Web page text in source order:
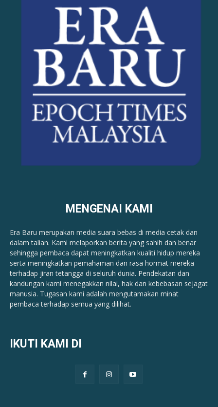
MENGENAI KAMI
Era Baru merupakan media suara bebas di media cetak dan
dalam talian. Kami melaporkan berita yang sahih dan benar ​​
sehingga pembaca dapat meningkatkan kualiti hidup mereka
serta meningkatkan pemahaman dan rasa hormat mereka
terhadap jiran tetangga di seluruh dunia. Pendekatan dan
kandungan kami menegakkan nilai, hak dan kebebasan sejagat
manusia. Tugasan kami adalah mengutamakan minat
pembaca terhadap semua yang dilihat.
IKUTI KAMI DI